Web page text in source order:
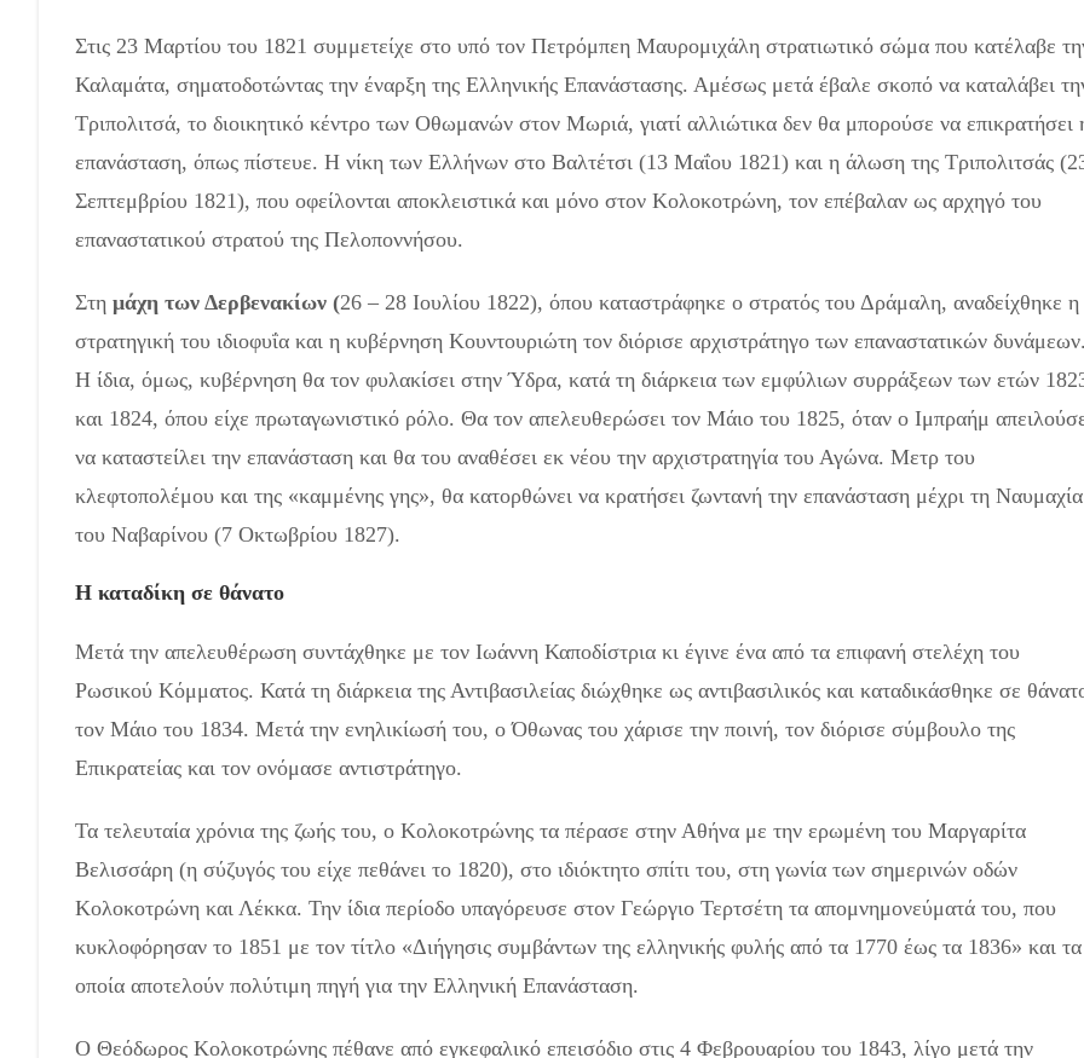
Στις 23 Μαρτίου του 1821 συμμετείχε στο υπό τον Πετρόμπεη Μαυρομιχάλη στρατιωτικό σώμα που κατέλαβε
Καλαμάτα, σηματοδοτώντας την έναρξη της Ελληνικής Επανάστασης. Αμέσως μετά έβαλε σκοπό να καταλάβει
Τριπολιτσά, το διοικητικό κέντρο των Οθωμανών στον Μωριά, γιατί αλλιώτικα δεν θα μπορούσε να επικρατήσει
επανάσταση, όπως πίστευε. Η νίκη των Ελλήνων στο Βαλτέτσι (13 Μαΐου 1821) και η άλωση της Τριπολιτσάς
Σεπτεμβρίου 1821), που οφείλονται αποκλειστικά και μόνο στον Κολοκοτρώνη, τον επέβαλαν ως αρχηγό του
επαναστατικού στρατού της Πελοποννήσου.
Στη μάχη των Δερβενακίων (26 – 28 Ιουλίου 1822), όπου καταστράφηκε ο στρατός του Δράμαλη, αναδείχθηκε η
στρατηγική του ιδιοφυΐα και η κυβέρνηση Κουντουριώτη τον διόρισε αρχιστράτηγο των επαναστατικών
Η ίδια, όμως, κυβέρνηση θα τον φυλακίσει στην Ύδρα, κατά τη διάρκεια των εμφύλιων συρράξεων των ετών
και 1824, όπου είχε πρωταγωνιστικό ρόλο. Θα τον απελευθερώσει τον Μάιο του 1825, όταν ο Ιμπραήμ
να καταστείλει την επανάσταση και θα του αναθέσει εκ νέου την αρχιστρατηγία του Αγώνα. Μετρ του
κλεφτοπολέμου και της «καμμένης γης», θα κατορθώνει να κρατήσει ζωντανή την επανάσταση μέχρι τη Ναυμαχία
του Ναβαρίνου (7 Οκτωβρίου 1827).
Η καταδίκη σε θάνατο
Μετά την απελευθέρωση συντάχθηκε με τον Ιωάννη Καποδίστρια κι έγινε ένα από τα επιφανή στελέχη του
Ρωσικού Κόμματος. Κατά τη διάρκεια της Αντιβασιλείας διώχθηκε ως αντιβασιλικός και καταδικάσθηκε σε
τον Μάιο του 1834. Μετά την ενηλικίωσή του, ο Όθωνας του χάρισε την ποινή, τον διόρισε σύμβουλο της
Επικρατείας και τον ονόμασε αντιστράτηγο.
Τα τελευταία χρόνια της ζωής του, ο Κολοκοτρώνης τα πέρασε στην Αθήνα με την ερωμένη του Μαργαρίτα
Βελισσάρη (η σύζυγός του είχε πεθάνει το 1820), στο ιδιόκτητο σπίτι του, στη γωνία των σημερινών οδών
Κολοκοτρώνη και Λέκκα. Την ίδια περίοδο υπαγόρευσε στον Γεώργιο Τερτσέτη τα απομνημονεύματά του, που
κυκλοφόρησαν το 1851 με τον τίτλο «Διήγησις συμβάντων της ελληνικής φυλής από τα 1770 έως τα 1836» και τα
οποία αποτελούν πολύτιμη πηγή για την Ελληνική Επανάσταση.
Ο Θεόδωρος Κολοκοτρώνης πέθανε από εγκεφαλικό επεισόδιο στις 4 Φεβρουαρίου του 1843, λίγο μετά την